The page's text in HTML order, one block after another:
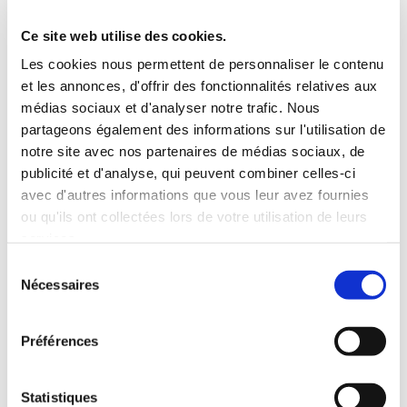
Ce site web utilise des cookies.
Les cookies nous permettent de personnaliser le contenu
et les annonces, d'offrir des fonctionnalités relatives aux
médias sociaux et d'analyser notre trafic. Nous
partageons également des informations sur l'utilisation de
notre site avec nos partenaires de médias sociaux, de
publicité et d'analyse, qui peuvent combiner celles-ci
avec d'autres informations que vous leur avez fournies
ou qu'ils ont collectées lors de votre utilisation de leurs
Nécessaires
Préférences
Statistiques
RSI SMARTCAP EVO SPORT
3 ouvertures securisées par serrures à clé
vitre sur panneau avnt avec fenêtre coulissante
coulissantes
rails sur le toit pour recevoir une galerie ou des